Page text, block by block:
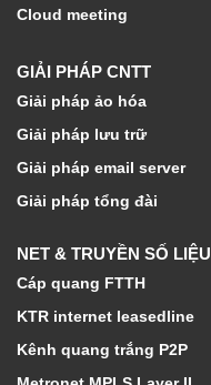
Cloud meeting
GIẢI PHÁP CNTT
Giải pháp ảo hóa
Giải pháp lưu trữ
Giải pháp email server
Giải pháp tổng đài
NET & TRUYỀN SỐ LIỆU
Cáp quang FTTH
KTR internet leasedline
Kênh quang trắng P2P